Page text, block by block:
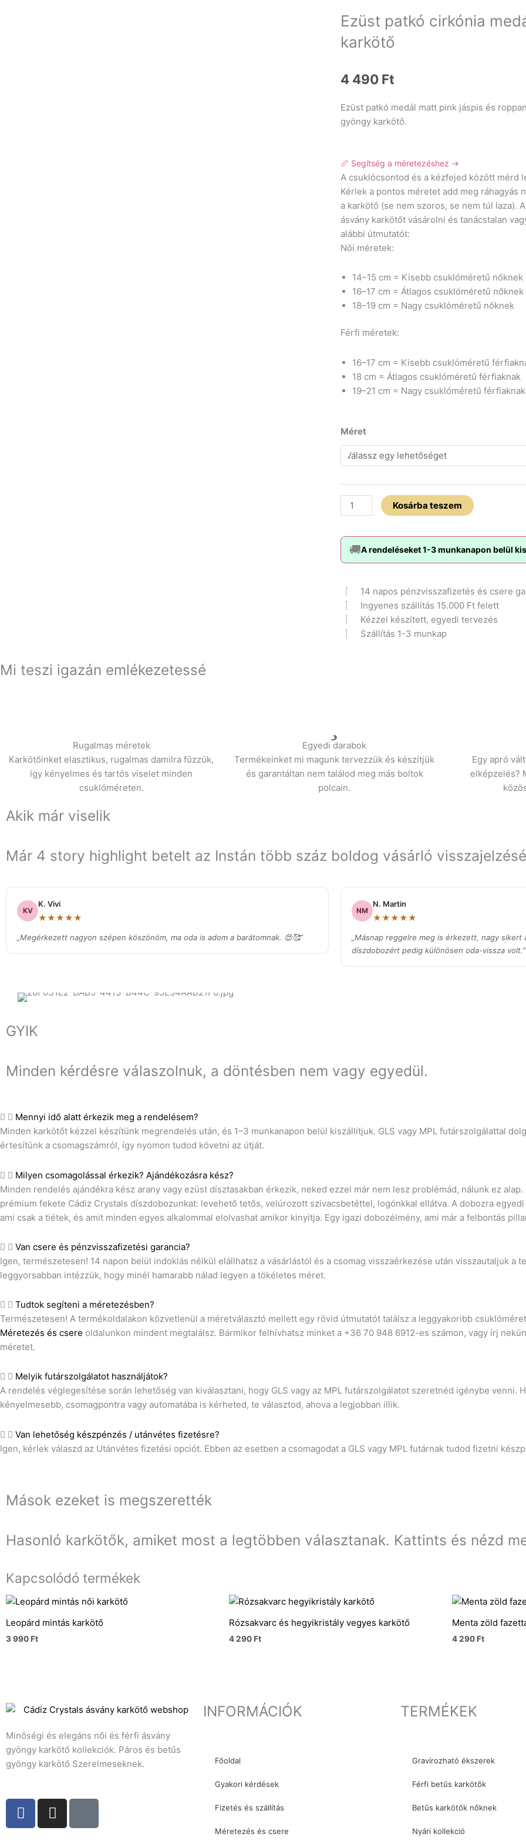
Ezüst patkó cirkónia
karkötő
4 490 Ft
Ezüst patkó medál matt pink jáspis és
gyöngy karkötő.
📏 Segítség a méretezéshez →
A csuklócsontod és a kézfejed között mérd
Kérlek a pontos méretet add meg ráhagyás
a karkötő (se nem szoros, se nem túl laza).
ásvány karkötőt vásárolni és tanácstalan
alábbi útmutatót:
Női méretek:
14–15 cm = Kisebb csuklóméretű nőknek
16–17 cm = Átlagos csuklóméretű nőknek
18–19 cm = Nagy csuklóméretű nőknek
Férfi méretek:
16–17 cm = Kisebb csuklóméretű
18 cm = Átlagos csuklóméretű férfiaknak
19–21 cm = Nagy csuklóméretű férfiaknak
Méret
Ezüst
patkó
cirkónia
matt
pink
jáspis
mennyiség
Kosárba teszem
🚚A rendeléseket 1-3 munkanapon belül
14 napos pénzvisszafizetés és csere
Ingyenes szállítás 15.000 Ft felett
Kézzel készített, egyedi tervezés
Szállítás 1-3 munkap
Mi teszi igazán emlékezetessé
Rugalmas méretek
Karkötőinket elasztikus, rugalmas damilra fűzzük,
így kényelmes és tartós viselet minden
csuklóméreten.
Egyedi darabok
Termékeinket mi magunk tervezzük és készítjük
és garantáltan nem találod meg más boltok
polcain.
Egy apró
elképzelés?
Akik már viselik
Már 4 story highlight betelt az Instán több száz boldog vásárló
KV
K. Vivi
★★★★★
„Megérkezett nagyon szépen köszönöm, ma oda is adom a barátomnak. 😍🥰”
NM
N. Martin
★★★★★
„Másnap reggelre meg is érkezett, nagy sikert
díszdobozért pedig különösen oda-vissza volt.
GYIK
Minden kérdésre válaszolnuk, a döntésben nem vagy egyedül.
Mennyi idő alatt érkezik meg a rendelésem?
Minden karkötőt kézzel készítünk megrendelés után, és 1–3 munkanapon belül kiszállítjuk. GLS vagy MPL futárszolgálattal
értesítünk a csomagszámról, így nyomon tudod követni az útját.
Milyen csomagolással érkezik? Ajándékozásra kész?
Minden rendelés ajándékra kész arany vagy ezüst dísztasakban érkezik, neked ezzel már nem lesz problémád, nálunk ez
prémium fekete Cádiz Crystals díszdobozunkat: levehető tetős, velúrozott szivacsbetéttel, logónkkal ellátva. A dobozra
ami csak a tiétek, és amit minden egyes alkalommal elolvashat amikor kinyitja. Egy igazi dobozélmény, ami már a felbontás
Van csere és pénzvisszafizetési garancia?
Igen, természetesen! 14 napon belül indoklás nélkül elállhatsz a vásárlástól és a csomag visszaérkezése után visszautaljuk a
leggyorsabban intézzük, hogy minél hamarabb nálad legyen a tökéletes méret.
Tudtok segíteni a méretezésben?
Természetesen! A termékoldalakon közvetlenül a méretválasztó mellett egy rövid útmutatót találsz a leggyakoribb
Méretezés és csere oldalunkon mindent megtalálsz. Bármikor felhívhatsz minket a +36 70 948 6912-es számon, vagy írj
méretet.
Melyik futárszolgálatot használjátok?
A rendelés véglegesítése során lehetőség van kiválasztani, hogy GLS vagy az MPL futárszolgálatot szeretnéd igénybe venni.
kényelmesebb, csomagpontra vagy automatába is kérheted, te választod, ahova a legjobban illik.
Van lehetőség készpénzés / utánvétes fizetésre?
Igen, kérlek válaszd az Utánvétes fizetési opciót. Ebben az esetben a csomagodat a GLS vagy MPL futárnak tudod fizetni
Mások ezeket is megszerették
Hasonló karkötők, amiket most a legtöbben választanak. Kattints és nézd
Kapcsolódó termékek
Leopárd mintás karkötő
3 990Ft
Rózsakvarc és hegyikristály vegyes karkötő
4 290Ft
Menta zöld
4 290Ft
Minőségi és elegáns női és férfi ásvány
gyöngy karkötő kollekciók. Páros és betűs
gyöngy karkötő Szerelmeseknek.
F
a
I
n
INFORMÁCIÓK
Főoldal
Gyakori kérdések
Fizetés és szállítás
Méretezés és csere
TERMÉKEK
Gravírozható ékszerek
Férfi betűs karkötők
Betűs karkötők nőknek
Nyári kollekció